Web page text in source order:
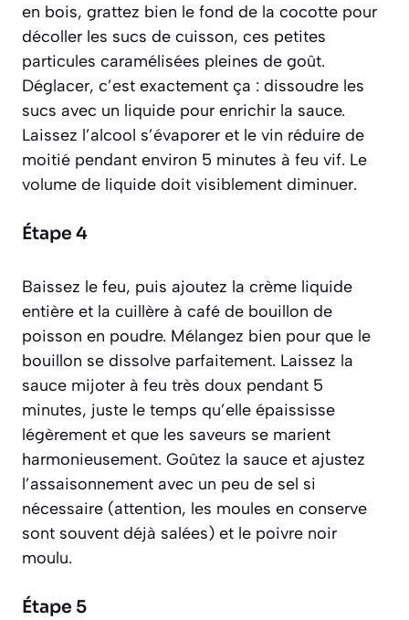
en bois, grattez bien le fond de la cocotte pour
décoller les sucs de cuisson, ces petites
particules caramélisées pleines de goût.
Déglacer, c’est exactement ça : dissoudre les
sucs avec un liquide pour enrichir la sauce.
Laissez l’alcool s’évaporer et le vin réduire de
moitié pendant environ 5 minutes à feu vif. Le
volume de liquide doit visiblement diminuer.
Étape 4
Baissez le feu, puis ajoutez la crème liquide
entière et la cuillère à café de bouillon de
poisson en poudre. Mélangez bien pour que le
bouillon se dissolve parfaitement. Laissez la
sauce mijoter à feu très doux pendant 5
minutes, juste le temps qu’elle épaississe
légèrement et que les saveurs se marient
harmonieusement. Goûtez la sauce et ajustez
l’assaisonnement avec un peu de sel si
nécessaire (attention, les moules en conserve
sont souvent déjà salées) et le poivre noir
moulu.
Étape 5